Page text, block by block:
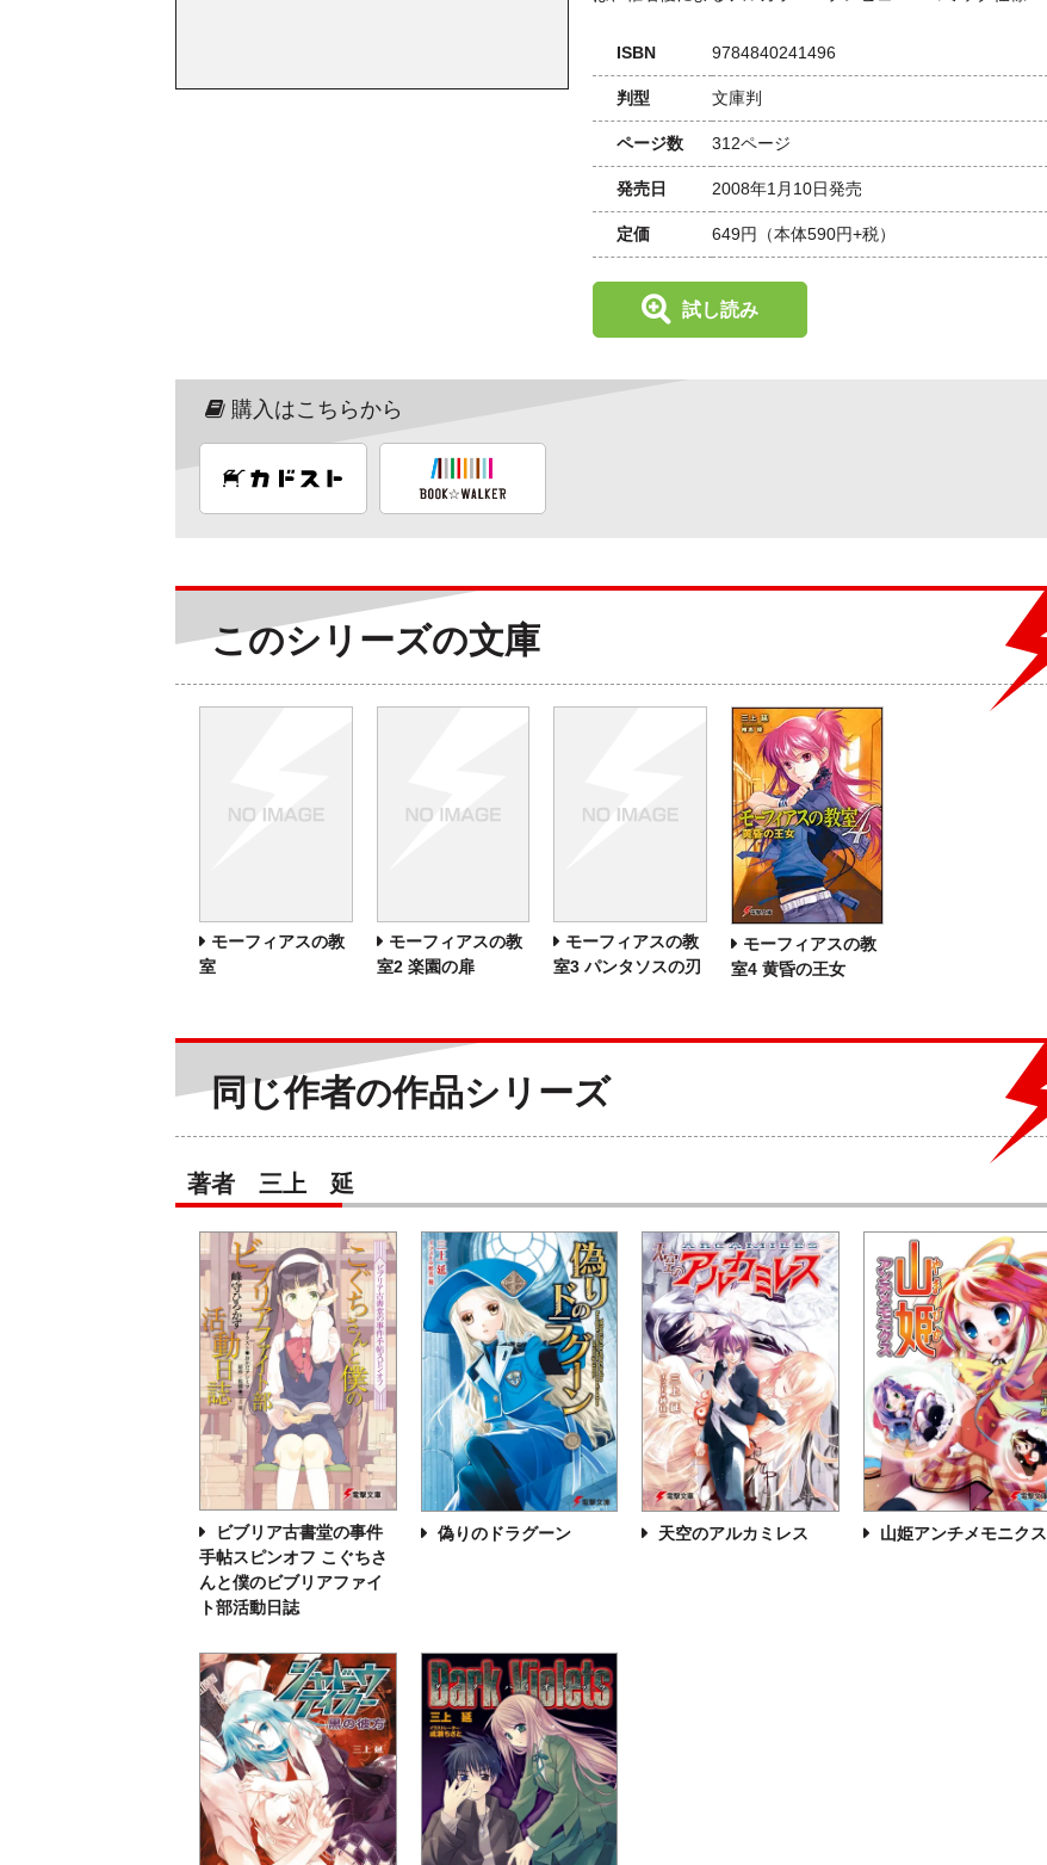
ISBN 9784840241496
判型 文庫判
ページ数 312ページ
発売日 2008年1月10日発売
定価 649円 （本体590円+税）
試し読み
購入はこちらから
このシリーズの文庫
モーフィアスの教
室
モーフィアスの教
室2 楽園の扉
モーフィアスの教
室3 パンタソスの刃
モーフィアスの教
室4 黄昏の王女
同じ作者の作品シリーズ
著者 三上 延
ビブリア古書堂の事件
手帖スピンオフ こぐちさ
んと僕のビブリアファイ
ト部活動日誌
偽りのドラグーン 天空のアルカミレス 山姫アンチメモニクス